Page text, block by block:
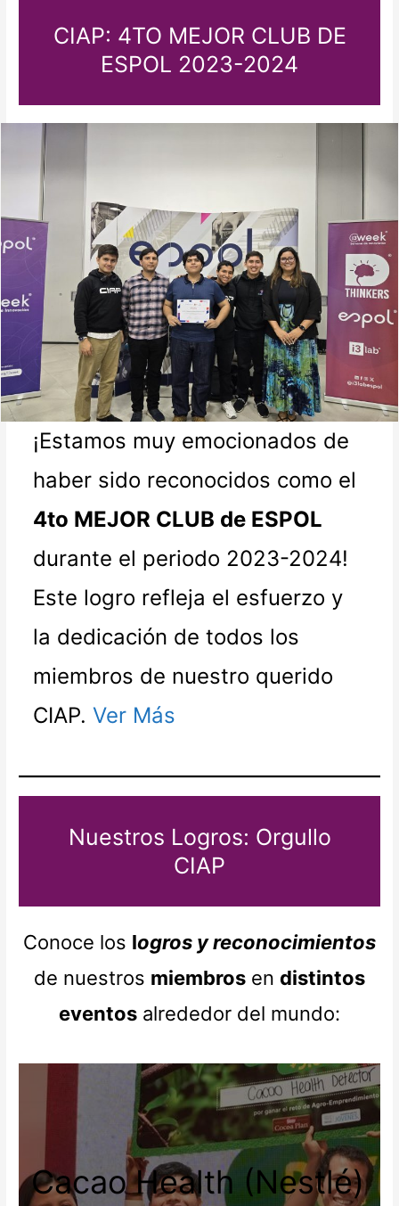
CIAP: 4TO MEJOR CLUB DE
ESPOL 2023-2024
¡Estamos muy emocionados de
haber sido reconocidos como el
4to MEJOR CLUB de ESPOL
durante el periodo 2023-2024!
Este logro refleja el esfuerzo y
la dedicación de todos los
miembros de nuestro querido
CIAP. Ver Más
Nuestros Logros: Orgullo
CIAP
Conoce los logros y reconocimientos
de nuestros miembros en distintos
eventos alrededor del mundo:
Cacao Health (Nestlé)